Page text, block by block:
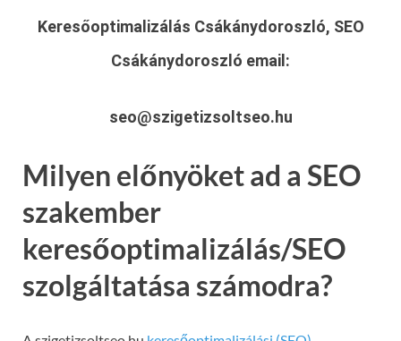
Keresőoptimalizálás Csákánydoroszló, SEO
Csákánydoroszló email:
seo@szigetizsoltseo.hu
Milyen előnyöket ad a SEO
szakember
keresőoptimalizálás/SEO
szolgáltatása számodra?